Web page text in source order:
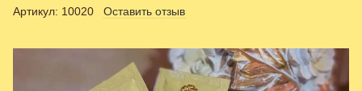
Артикул: 10020 Оставить отзыв